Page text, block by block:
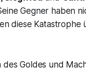
Gegner haben
diese Katastrophe
des Goldes und